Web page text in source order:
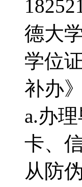
德大
学位
补办
a.办
卡、
从防